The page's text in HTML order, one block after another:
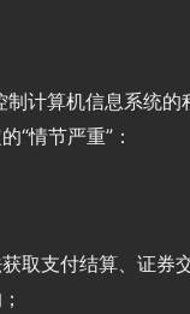
计算机信息系统
“情节严重”：
获取支付结算、证